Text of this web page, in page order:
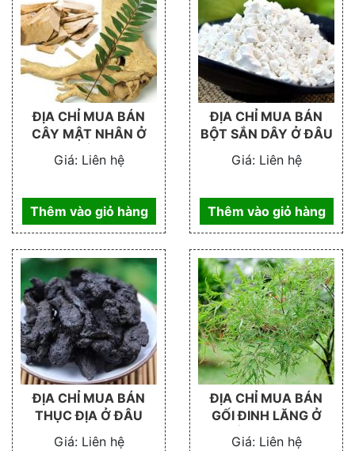
ĐỊA CHỈ MUA BÁN
CÂY MẬT NHÂN Ở
ĐÂU
Giá:Liên hệ
Thêm vào giỏ hàng
ĐỊA CHỈ MUA BÁN
BỘT SẮN DÂY Ở ĐÂU
Giá:Liên hệ
Thêm vào giỏ hàng
ĐỊA CHỈ MUA BÁN
THỤC ĐỊA Ở ĐÂU
Giá:Liên hệ
ĐỊA CHỈ MUA BÁN
GỐI ĐINH LĂNG Ở
ĐÂU TP.HCM
Giá:Liên hệ